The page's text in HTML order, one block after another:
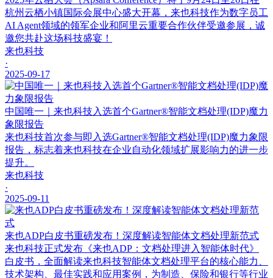
杭州云栖小镇国际会展中心盛大开幕，来也科技作为数字员工
AI Agent领域的领军企业和阿里云重要合作伙伴受邀参展，诚
邀您共赴这场科技盛宴！
来也科技
·
2025-09-17
中国唯一｜来也科技入选首个Gartner®智能文档处理(IDP)魔力
象限报告
来也科技首次参与即入选Gartner®智能文档处理(IDP)魔力象限
报告，标志着来也科技在企业自动化领域扩展影响力的进一步
提升。
来也科技
·
2025-09-11
来也ADP白皮书重磅发布！深度解读智能体文档处理新范式
来也科技正式发布《来也ADP：文档处理进入智能体时代》
白皮书，全面解读来也科技智能体文档处理平台的核心能力、
技术架构、最佳实践和应用案例，为制造、保险和银行等行业